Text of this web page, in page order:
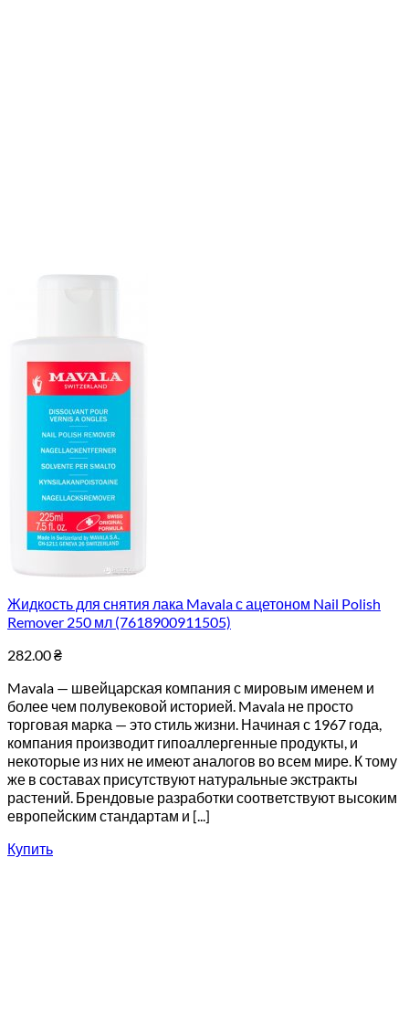
Жидкость для снятия лака Mavala с ацетоном Nail Polish
Remover 250 мл (7618900911505)
282.00₴
Mavala — швейцарская компания с мировым именем и
более чем полувековой историей. Mavala не просто
торговая марка — это стиль жизни. Начиная с 1967 года,
компания производит гипоаллергенные продукты, и
некоторые из них не имеют аналогов во всем мире. К тому
же в составах присутствуют натуральные экстракты
растений. Брендовые разработки соответствуют высоким
европейским стандартам и [...]
Купить